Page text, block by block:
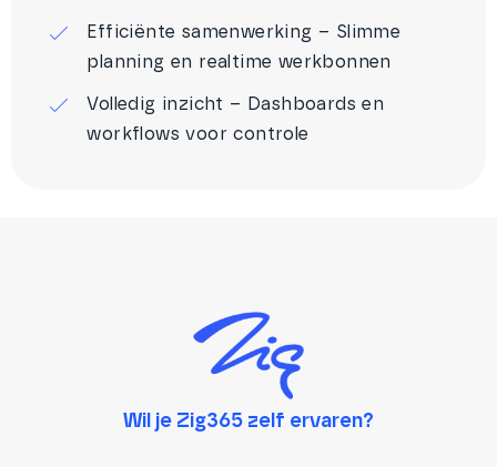
Efficiënte samenwerking – Slimme
planning en realtime werkbonnen
Volledig inzicht – Dashboards en
workflows voor controle
Wil je Zig365 zelf ervaren?